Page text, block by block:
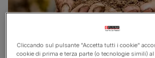
Cliccando sul pulsante "Accetta tutti i cookie"
cookie di prima e terza parte (o tecnologie simili)